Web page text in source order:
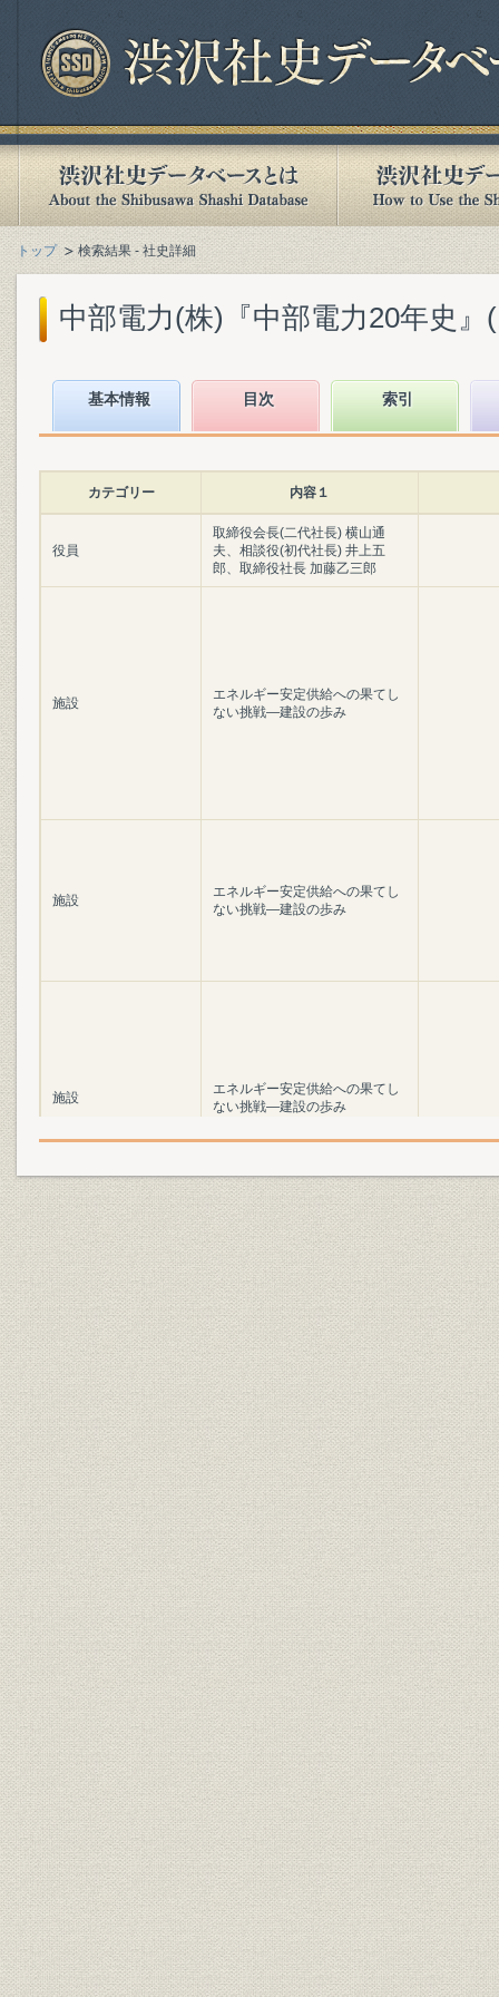
トップ 検索結果 - 社史詳細
中部電力(株)『中部電力20年史』
基本情報 目次 索引
カテゴリー 内容１
役員
取締役会長(二代社長) 横山通
夫、相談役(初代社長) 井上五
郎、取締役社長 加藤乙三郎
施設
エネルギー安定供給への果てし
ない挑戦―建設の歩み
施設
エネルギー安定供給への果てし
ない挑戦―建設の歩み
施設
エネルギー安定供給への果てし
ない挑戦―建設の歩み
施設
エネルギー安定供給への果てし
ない挑戦―建設の歩み
施設;沿革 建設への前進
事業所
効率化と機動化の限りなき追求
―合理化の推進
施設
効率化と機動化の限りなき追求
―合理化の推進
施設
効率化と機動化の限りなき追求
―合理化の推進